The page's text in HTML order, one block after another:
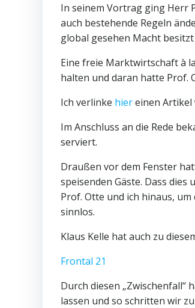
In seinem Vortrag ging Herr
auch bestehende Regeln
global gesehen Macht
Eine freie Marktwirtschaft à
halten und daran hatte Prof.
Ich verlinke hiereinen Artikel
Im Anschluss an die Rede
serviert.
Draußen vor dem Fenster
speisenden Gäste. Dass
Prof. Otte und ich hinaus,
sinnlos.
Klaus Kelle hat auch zu
Frontal 21
Durch diesen „Zwischenfall“
lassen und so schritten wir